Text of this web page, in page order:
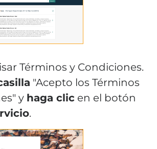
Términos y Condiciones.
"Acepto los Términos
y haga clic en el botón
.